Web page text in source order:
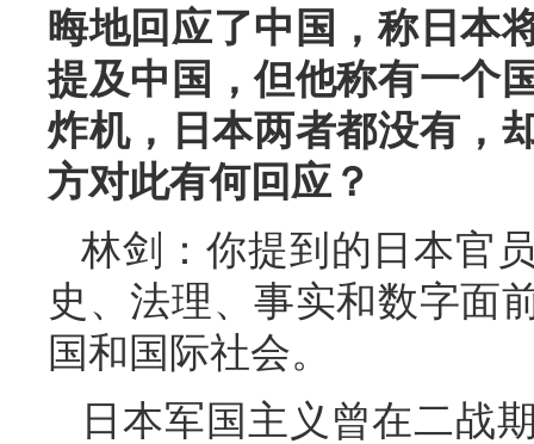
晦地回应了中国，称日本
提及中国，但他称有一个
炸机，日本两者都没有，
方对此有何回应？
林剑：你提到的日本官
史、法理、事实和数字面
国和国际社会。
日本军国主义曾在二战